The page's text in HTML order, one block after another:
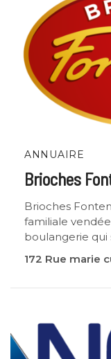
ANNUAIRE
Brioches
Brioches
familiale
boulangerie qui
172 Rue marie